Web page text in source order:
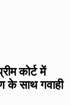
कोर्ट में
के साथ गवाही